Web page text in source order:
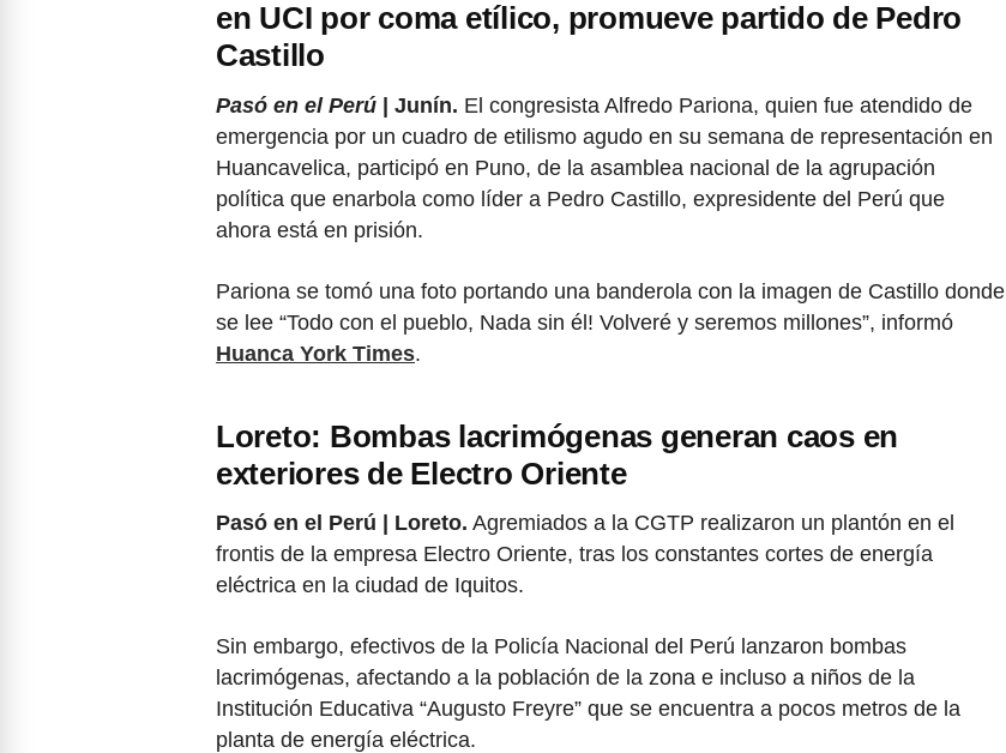
en UCI por coma etílico, promueve partido de Pedro
Castillo
Pasó en el Perú | Junín. El congresista Alfredo Pariona, quien fue atendido de
emergencia por un cuadro de etilismo agudo en su semana de representación en
Huancavelica, participó en Puno, de la asamblea nacional de la agrupación
política que enarbola como líder a Pedro Castillo, expresidente del Perú que
ahora está en prisión.
Pariona se tomó una foto portando una banderola con la imagen de Castillo donde
se lee “Todo con el pueblo, Nada sin él! Volveré y seremos millones”, informó
Huanca York Times.
Loreto: Bombas lacrimógenas generan caos en
exteriores de Electro Oriente
Pasó en el Perú | Loreto. Agremiados a la CGTP realizaron un plantón en el
frontis de la empresa Electro Oriente, tras los constantes cortes de energía
eléctrica en la ciudad de Iquitos.
Sin embargo, efectivos de la Policía Nacional del Perú lanzaron bombas
lacrimógenas, afectando a la población de la zona e incluso a niños de la
Institución Educativa “Augusto Freyre” que se encuentra a pocos metros de la
planta de energía eléctrica.